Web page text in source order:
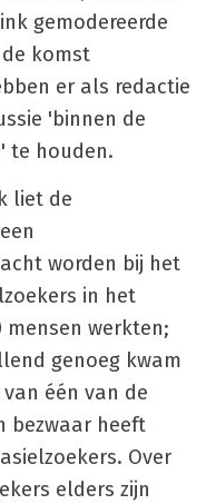
gemodereerde
komst
er als redactie
'binnen de
te houden.
liet de
worden bij het
in het
werkten;
genoeg kwam
één van de
bezwaar heeft
Over
elders zijn